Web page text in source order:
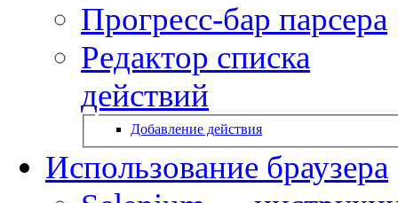
Прогресс-бар парсера
Редактор списка
действий
Добавление действия
Использование браузера